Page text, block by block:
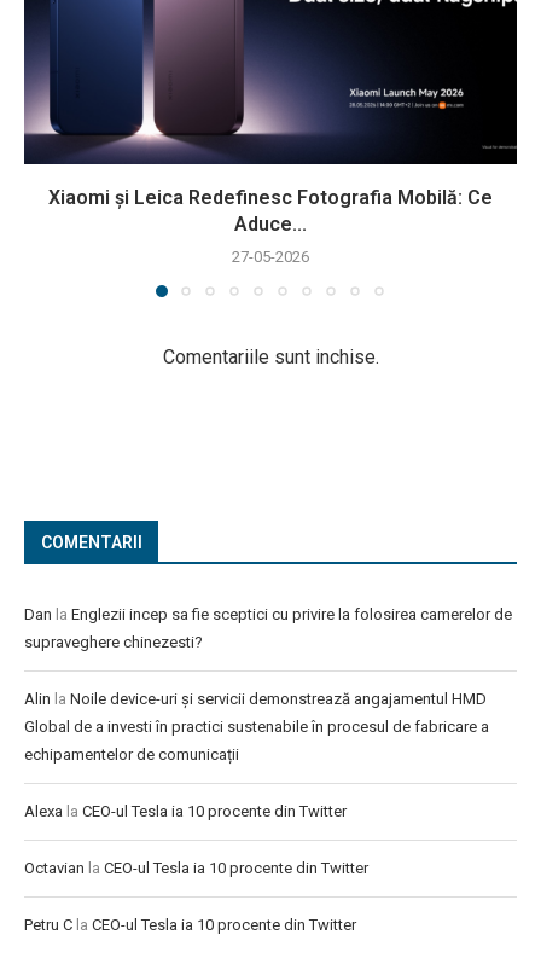
Xiaomi și Leica Redefinesc Fotografia Mobilă: Ce
Aduce...
27-05-2026
Comentariile sunt inchise.
COMENTARII
Dan la Englezii incep sa fie sceptici cu privire la folosirea camerelor de
supraveghere chinezesti?
Alin la Noile device-uri și servicii demonstrează angajamentul HMD
Global de a investi în practici sustenabile în procesul de fabricare a
echipamentelor de comunicații
Alexa la CEO-ul Tesla ia 10 procente din Twitter
Octavian la CEO-ul Tesla ia 10 procente din Twitter
Petru C la CEO-ul Tesla ia 10 procente din Twitter